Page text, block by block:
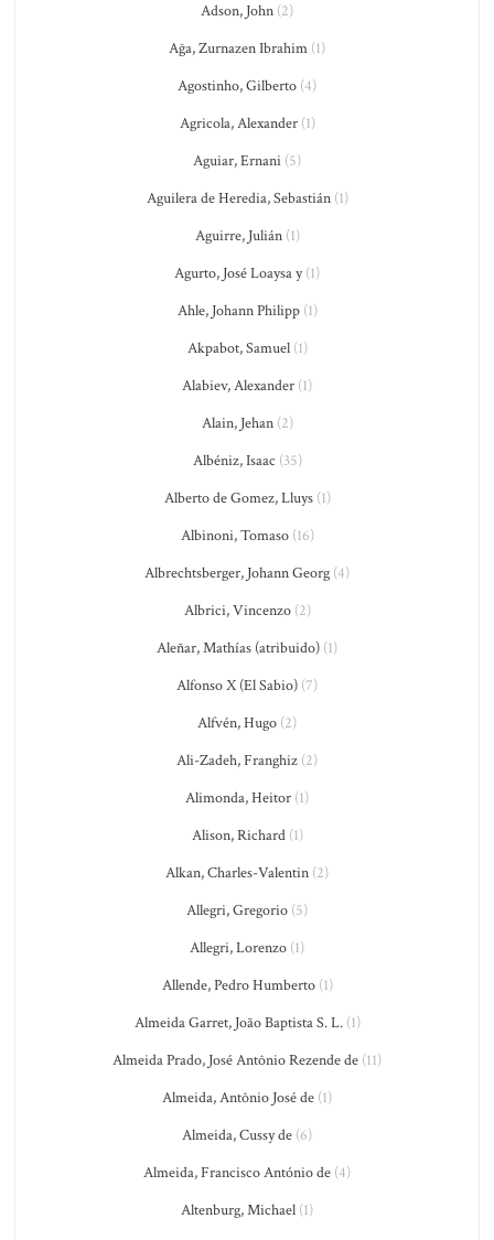
Adson, John (2)
Ağa, Zurnazen Ibrahim (1)
Agostinho, Gilberto (4)
Agricola, Alexander(1)
Aguiar, Ernani (5)
Aguilera de Heredia, Sebastián(1)
Aguirre, Julián(1)
Agurto, José Loaysa y(1)
Ahle, Johann Philipp(1)
Akpabot, Samuel(1)
Alabiev, Alexander (1)
Alain, Jehan(2)
Albéniz, Isaac (35)
Alberto de Gomez, Lluys(1)
Albinoni, Tomaso(16)
Albrechtsberger, Johann Georg (4)
Albrici, Vincenzo(2)
Aleñar, Mathías (atribuido) (1)
Alfonso X (El Sabio) (7)
Alfvén, Hugo (2)
Ali-Zadeh, Franghiz (2)
Alimonda, Heitor (1)
Alison, Richard(1)
Alkan, Charles-Valentin (2)
Allegri, Gregorio (5)
Allegri, Lorenzo (1)
Allende, Pedro Humberto(1)
Almeida Garret, João Baptista S. L.(1)
Almeida Prado, José Antônio Rezende de (11)
Almeida, Antônio José de (1)
Almeida, Cussy de (6)
Almeida, Francisco António de (4)
Altenburg, Michael (1)